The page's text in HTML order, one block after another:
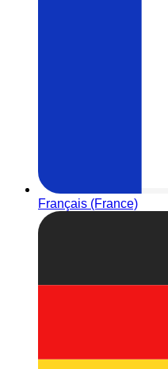
Français (France)